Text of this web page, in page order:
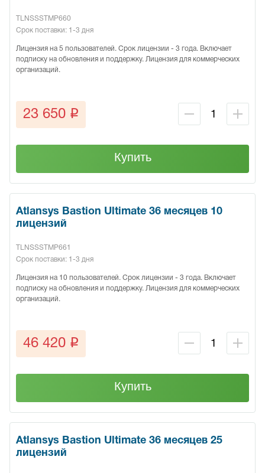
TLNSSSTMP660
Срок поставки: 1-3 дня
Лицензия на 5 пользователей. Срок лицензии - 3 года. Включает
подписку на обновления и поддержку. Лицензия для коммерческих
организаций.
23 650 q
Купить
Atlansys Bastion Ultimate 36 месяцев 10
лицензий
TLNSSSTMP661
Срок поставки: 1-3 дня
Лицензия на 10 пользователей. Срок лицензии - 3 года. Включает
подписку на обновления и поддержку. Лицензия для коммерческих
организаций.
46 420 q
Купить
Atlansys Bastion Ultimate 36 месяцев 25
лицензий